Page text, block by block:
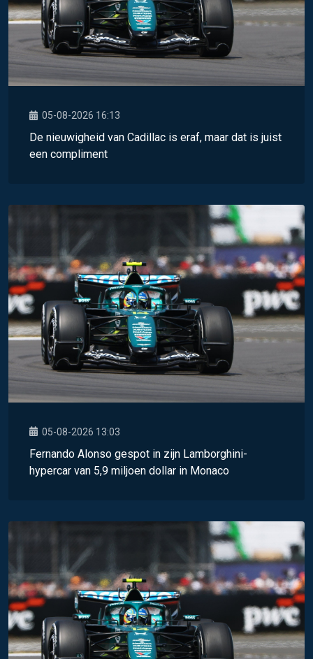
05-08-2026 16:13
De nieuwigheid van Cadillac is eraf, maar dat is juist
een compliment
05-08-2026 13:03
Fernando Alonso gespot in zijn Lamborghini-
hypercar van 5,9 miljoen dollar in Monaco